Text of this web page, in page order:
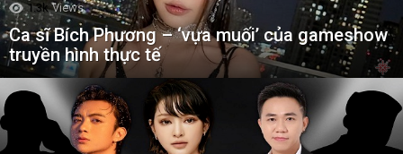
1.3k Views
Ca sĩ Bích Phương – ‘vựa muối’ của gameshow
truyền hình thực tế